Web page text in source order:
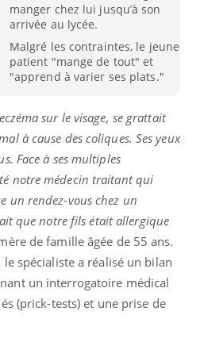
manger chez lui jusqu’à son
arrivée au lycée.
Malgré les contraintes, le jeune
patient "mange de tout" et
"apprend à varier ses plats."
sur le visage, se grattait
à cause des coliques. Ses yeux
Face à ses multiples
notre médecin traitant qui
un rendez-vous chez un
que notre fils était allergique
de famille âgée de 55 ans.
spécialiste a réalisé un bilan
un interrogatoire médical
(prick-tests) et une prise de